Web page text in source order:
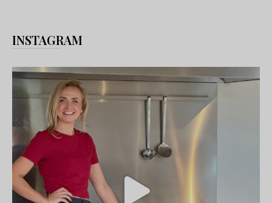
INSTAGRAM